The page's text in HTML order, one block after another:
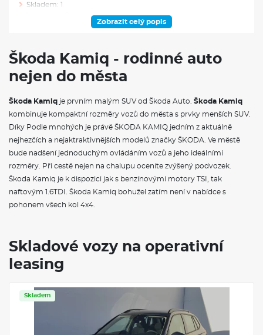
Skladem: 1
Rezervní kolo (neplnohodnotné)
Sada nářadí
Lodge Dynamic
VÝBAVA VE VÝBAVA STUPNI
Rozpoznávání dopravních značek
Upínací přípravek v zavazadlovém prostoru
Kryt zavazadlového prostoru se sítí na zavazadla
Elektrické ovládání oken vpředu a vzadu
Víko schránky před spolujezdcem, s osvětlením
airbagu na sluneční cloně
Schránka na brýle
Hliníkové pedály
Textilní koberce vpředu a vzadu
Nárazníky v barvě vozidla
Ozdobné lišty standardní
Vnější zpětné zrcátko vlevo, konvexní
LED hlavní světlomety
Zobrazit celý popis
Škoda Kamiq - rodinné auto
nejen do města
Škoda Kamiq je prvním malým SUV od Škoda Auto. Škoda Kamiq
kombinuje kompaktní rozměry vozů do města s prvky menších SUV.
Díky Podle mnohých je právě ŠKODA KAMIQ jedním z aktuálně
nejhezčích a nejaktraktivnějších modelů značky ŠKODA. Ve městě
bude nadšení jednoduchým ovládáním vozů a jeho ideálními
rozměry. Při cestě nejen na chalupu oceníte zvýšený podvozek.
Škoda Kamiq je k dispozici jak s benzínovými motory TSI, tak
naftovým 1.6TDI. Škoda Kamiq bohužel zatím není v nabídce s
pohonem všech kol 4x4.
Skladové vozy na operativní
leasing
Skladem